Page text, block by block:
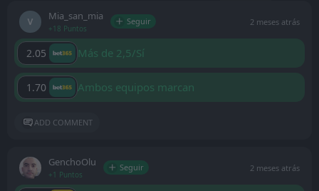
Mia_san_mia
+18 Puntos
Seguir 2 meses atrás
2.05 Más de 2,5/Sí
1.70 Ambos equipos marcan
ADD COMMENT
GenchoOlu
+1 Puntos
Seguir 2 meses atrás